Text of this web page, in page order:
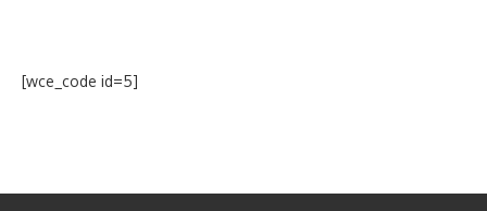
[wce_code id=5]